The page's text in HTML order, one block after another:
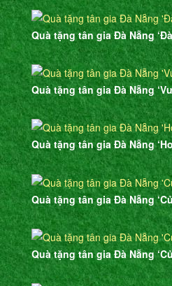
Quà tặng tân gia Đà Nẵng
Quà tặng tân gia Đà Nẵng
Quà tặng tân gia Đà Nẵng
Quà tặng tân gia Đà Nẵng
Quà tặng tân gia Đà Nẵng